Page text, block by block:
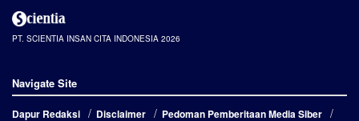
PT. SCIENTIA INSAN CITA INDONESIA 2026
Navigate Site
Dapur Redaksi Disclaimer Pedoman Pemberitaan Media Siber